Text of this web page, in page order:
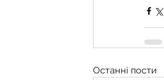
Останні пости